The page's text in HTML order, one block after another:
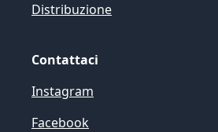
Distribuzione
Contattaci
Instagram
Facebook